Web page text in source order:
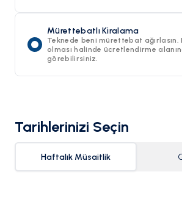
Mürettebatlı Kiralama
Teknede beni mürettebat
olması halinde ücretlendirme
görebilirsiniz.
Tarihlerinizi Seçin
Haftalık Müsaitlik